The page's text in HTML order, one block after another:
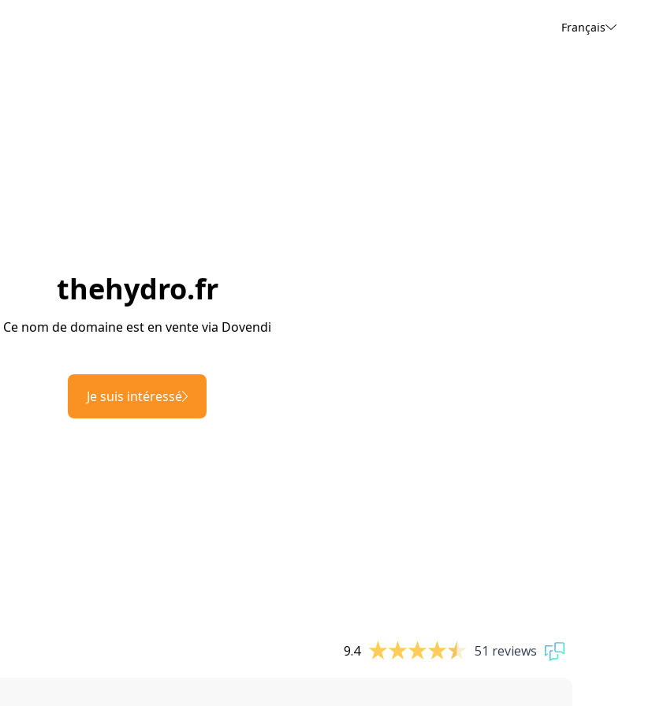
Français
thehydro.fr
Ce nom de domaine est en vente via Dovendi
Je suis intéressé
9.4 51 reviews